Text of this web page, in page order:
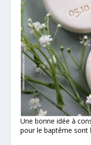
Une bonne idée à
pour le baptême sont